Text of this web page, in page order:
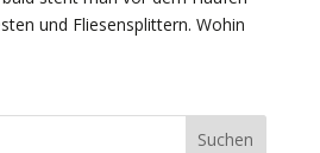
und Fliesensplittern. Wohin
Suchen